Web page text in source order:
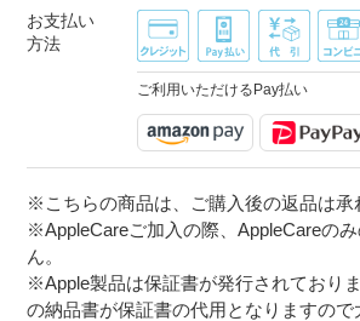
お支払い
方法
ご利用いただけるPay払い
※こちらの商品は、ご購入後の返品は承
※AppleCareご加入の際、AppleCareの
ん。
※Apple製品は保証書が発行されており
の納品書が保証書の代用となりますので